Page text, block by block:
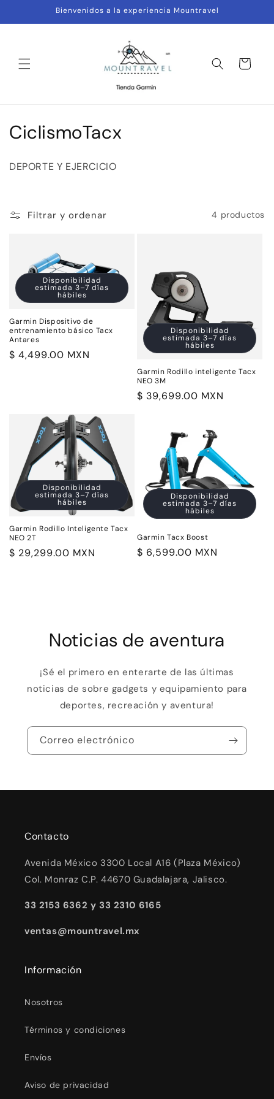
directamente
al contenido
Bienvenidos a la experiencia Mountravel
Carrito
C
c
ó
n
:
CiclismoTacx
DEPORTE Y EJERCICIO
Filtrar y ordenar 4 productos
Disponibilidad
estimada 3–7 días
hábiles
Garmin Dispositivo de
entrenamiento básico Tacx
Antares
Precio
$ 4,499.00 MXN
Disponibilidad
estimada 3–7 días
hábiles
Garmin Rodillo inteligente Tacx
NEO 3M
Precio
$ 39,699.00 MXN
Disponibilidad
estimada 3–7 días
hábiles
Garmin Rodillo Inteligente Tacx
NEO 2T
Precio
$ 29,299.00 MXN
Disponibilidad
estimada 3–7 días
hábiles
Garmin Tacx Boost
Precio
$ 6,599.00 MXN
Noticias de aventura
¡Sé el primero en enterarte de las últimas
noticias de sobre gadgets y equipamiento para
deportes, recreación y aventura!
Correo electrónico
Contacto
Avenida México 3300 Local A16 (Plaza México)
Col. Monraz C.P. 44670 Guadalajara, Jalisco.
33 2153 6362 y 33 2310 6165
ventas@mountravel.mx
Información
Nosotros
Términos y condiciones
Envíos
Aviso de privacidad